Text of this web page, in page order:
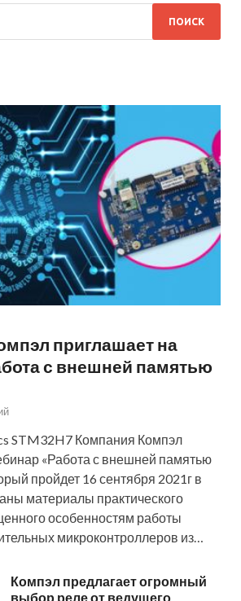
приглашает на
с внешней памятью
STM32H7 Компания Компэл
«Работа с внешней памятью
пройдет 16 сентября 2021г в
материалы практического
особенностям работы
микроконтроллеров из…
Компэл предлагает огромный
выбор реле от ведущего